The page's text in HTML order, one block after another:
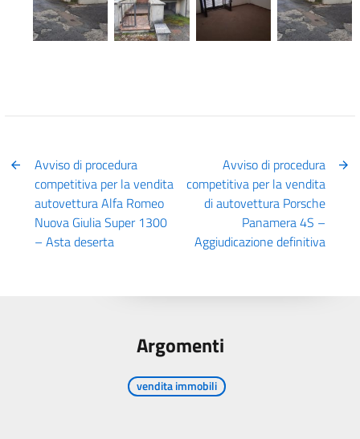
Avviso di procedura
competitiva per la vendita
autovettura Alfa Romeo
Nuova Giulia Super 1300
– Asta deserta
Avviso di procedura
competitiva per la vendita
di autovettura Porsche
Panamera 4S –
Aggiudicazione definitiva
Argomenti
vendita immobili